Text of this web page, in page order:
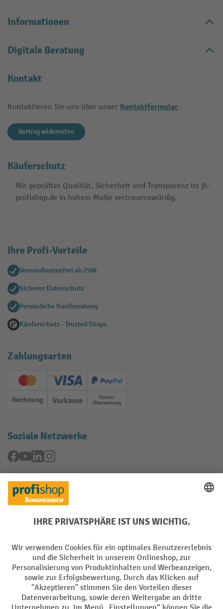
Informationen
Digitale Beratung
Kontakt
Kontaktieren Sie uns über unser Kontaktformular.
Vertrag widerrufen
Käuferschutz
Mit geprüfter Qualität, Sicherheit und Transparenz ist jh-
profishop.de in hohem Maße vertrauenswürdig.
Ihre Profi-Vorteile
Versandkostenfrei ab 250€
Sicherer Datenschutz
Persönliche Kaufberatung
Käuferschutz - Trusted Shops
Zahlungsarten
Creditcard (Master)Creditcard (Visa)
PayPal
Rechnung Vorkasse Online-Überweisung
Soziale Netzwerke
Facebook
YouTubeLinkedInInstagram
Rücknahme-Services
Batterie Rückname